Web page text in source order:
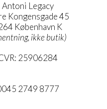
Antoni Legacy
Kongensgade 45
København K
ikke butik)
25906284
2749 8777